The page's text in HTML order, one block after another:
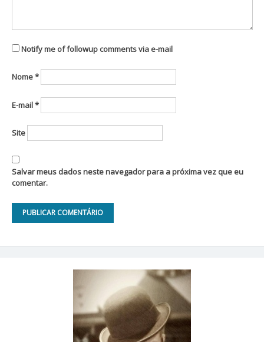
Notify me of followup comments via e-mail
Nome*
E-mail*
Site
Salvar meus dados neste navegador para a próxima vez que eu
comentar.